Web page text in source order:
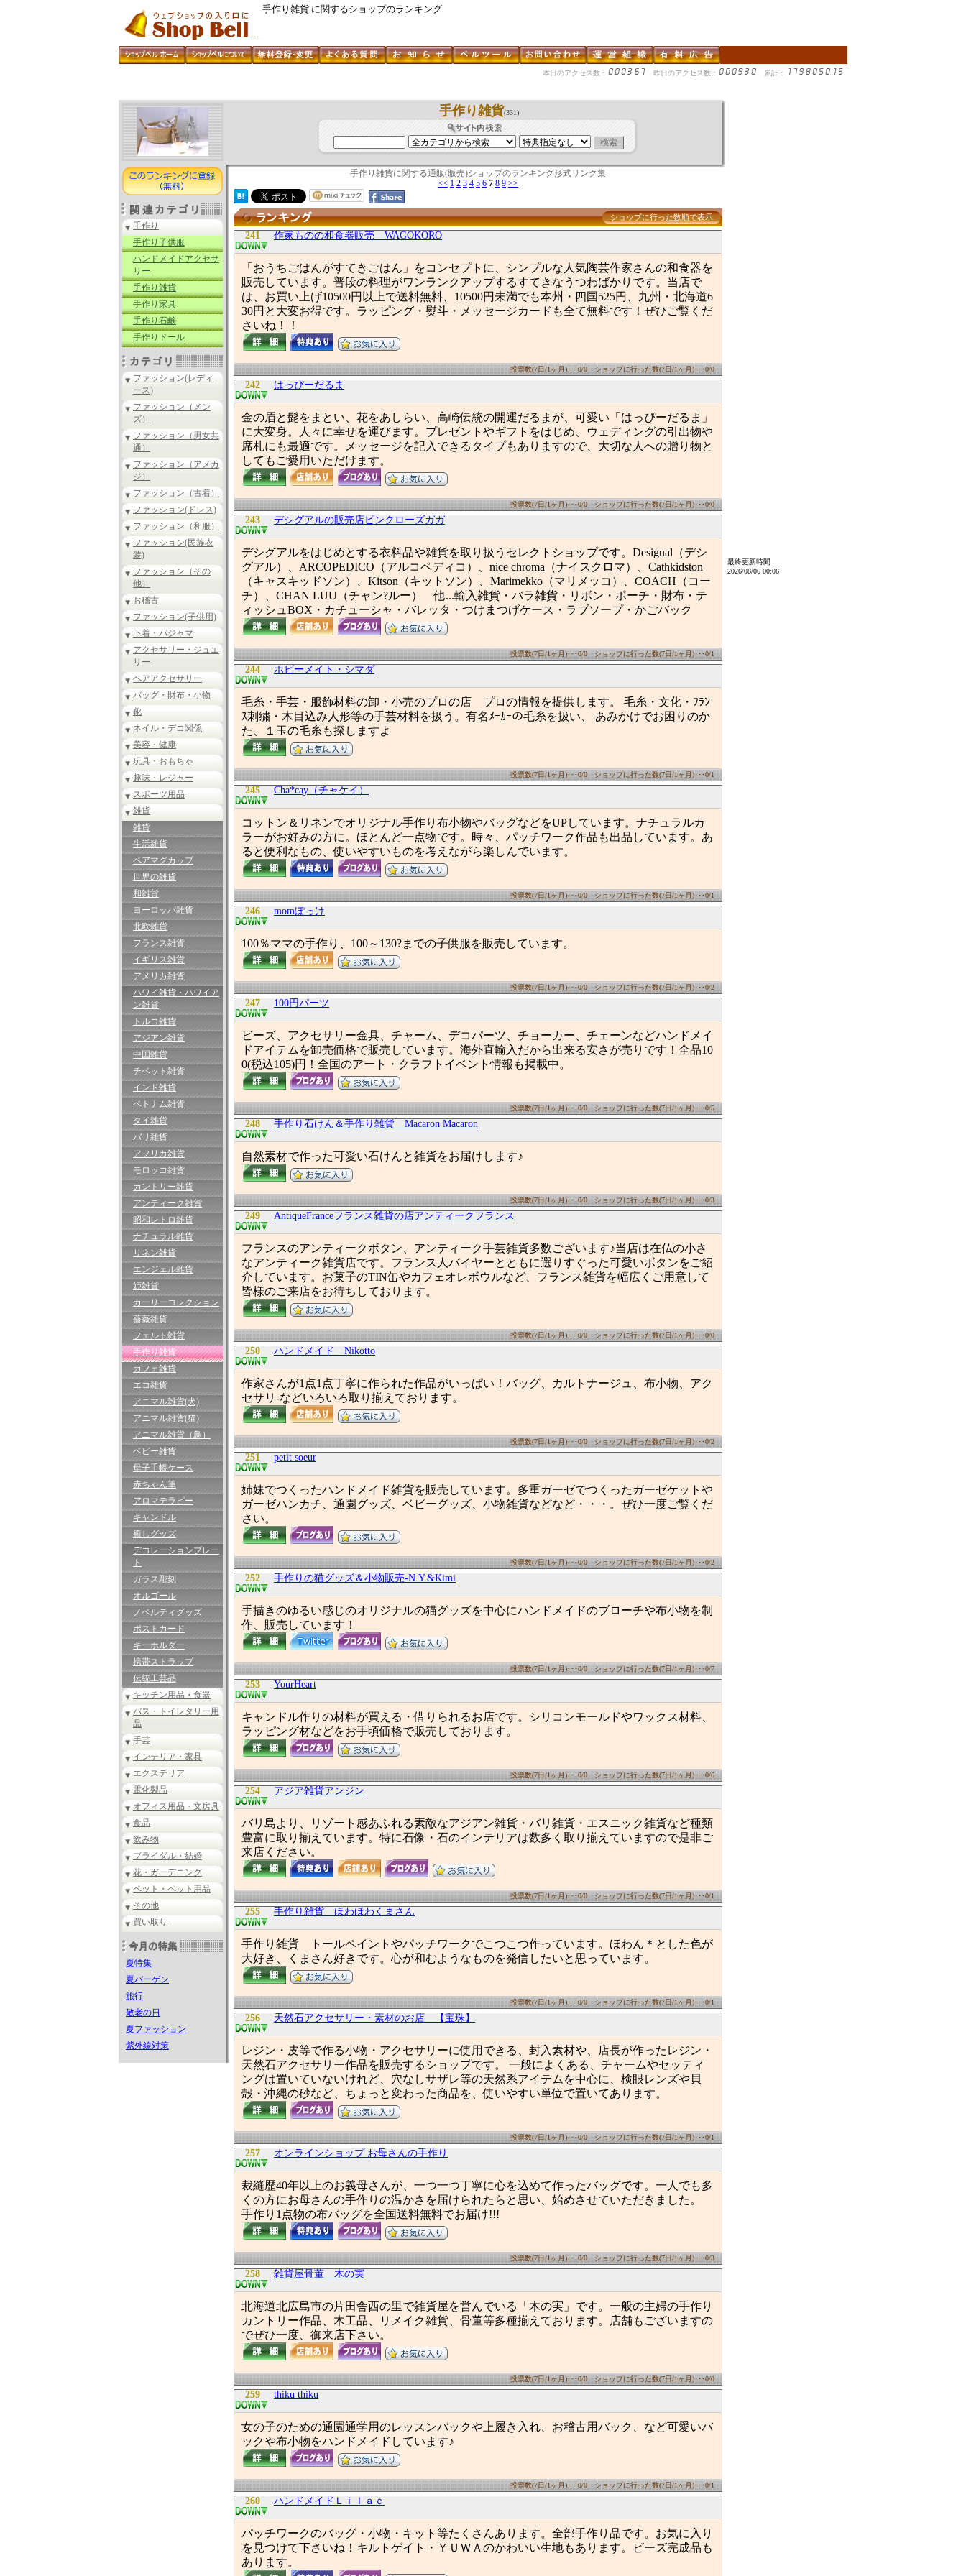
手作り雑貨 に関するショップのランキング
本日のアクセス数： 昨日のアクセス数： 累計：
手作り
手作り子供服
ハンドメイドアクセサ
リー
手作り雑貨
手作り家具
手作り石鹸
手作りドール
ファッション(レディ
ース)
ファッション（メン
ズ）
ファッション（男女共
通）
ファッション（アメカ
ジ）
ファッション（古着）
ファッション(ドレス)
ファッション（和服）
ファッション(民族衣
装)
ファッション（その
他）
お稽古
ファッション(子供用)
下着・パジャマ
アクセサリー・ジュエ
リー
ヘアアクセサリー
バッグ・財布・小物
靴
ネイル・デコ関係
美容・健康
玩具・おもちゃ
趣味・レジャー
スポーツ用品
雑貨
雑貨
生活雑貨
ペアマグカップ
世界の雑貨
和雑貨
ヨーロッパ雑貨
北欧雑貨
フランス雑貨
イギリス雑貨
アメリカ雑貨
ハワイ雑貨・ハワイア
ン雑貨
トルコ雑貨
アジアン雑貨
中国雑貨
チベット雑貨
インド雑貨
ベトナム雑貨
タイ雑貨
バリ雑貨
アフリカ雑貨
モロッコ雑貨
カントリー雑貨
アンティーク雑貨
昭和レトロ雑貨
ナチュラル雑貨
リネン雑貨
エンジェル雑貨
姫雑貨
カーリーコレクション
薔薇雑貨
フェルト雑貨
手作り雑貨
カフェ雑貨
エコ雑貨
アニマル雑貨(犬)
アニマル雑貨(猫)
アニマル雑貨（鳥）
ベビー雑貨
母子手帳ケース
赤ちゃん筆
アロマテラピー
キャンドル
癒しグッズ
デコレーションプレー
ト
ガラス彫刻
オルゴール
ノベルティグッズ
ポストカード
キーホルダー
携帯ストラップ
伝統工芸品
キッチン用品・食器
バス・トイレタリー用
品
手芸
インテリア・家具
エクステリア
電化製品
オフィス用品・文房具
食品
飲み物
ブライダル・結婚
花・ガーデニング
ペット・ペット用品
その他
買い取り
夏特集
夏バーゲン
旅行
敬老の日
夏ファッション
紫外線対策
手作り雑貨(331)
手作り雑貨に関する通販(販売)ショップのランキング形式リンク集
<< 1 2 3 4 5 6 7 8 9 >>
ショップに行った数順で表示
241 作家ものの和食器販売 WAGOKORO
「おうちごはんがすてきごはん」をコンセプトに、シンプルな人気陶芸作家さんの和食器を
販売しています。普段の料理がワンランクアップするすてきなうつわばかりです。当店で
は、お買い上げ10500円以上で送料無料、10500円未満でも本州・四国525円、九州・北海道6
30円と大変お得です。ラッピング・熨斗・メッセージカードも全て無料です！ぜひご覧くだ
さいね！！
投票数(7日/1ヶ月)･･･0/0 ショップに行った数(7日/1ヶ月)･･･0/0
242 はっぴーだるま
金の眉と髭をまとい、花をあしらい、高崎伝統の開運だるまが、可愛い「はっぴーだるま」
に大変身。人々に幸せを運びます。プレゼントやギフトをはじめ、ウェディングの引出物や
席札にも最適です。メッセージを記入できるタイプもありますので、大切な人への贈り物と
してもご愛用いただけます。
投票数(7日/1ヶ月)･･･0/0 ショップに行った数(7日/1ヶ月)･･･0/0
243 デシグアルの販売店ピンクローズガガ
デシグアルをはじめとする衣料品や雑貨を取り扱うセレクトショップです。Desigual（デシ
グアル）、ARCOPEDICO（アルコペディコ）、nice chroma（ナイスクロマ）、Cathkidston
（キャスキッドソン）、Kitson（キットソン）、Marimekko（マリメッコ）、COACH（コー
チ）、CHAN LUU（チャン?ルー） 他...輸入雑貨・バラ雑貨・リボン・ポーチ・財布・テ
ィッシュBOX・カチューシャ・バレッタ・つけまつげケース・ラブソープ・かごバック
投票数(7日/1ヶ月)･･･0/0 ショップに行った数(7日/1ヶ月)･･･0/1
244 ホビーメイト・シマダ
毛糸・手芸・服飾材料の卸・小売のプロの店 プロの情報を提供します。 毛糸・文化・ﾌﾗﾝ
ｽ刺繍・木目込み人形等の手芸材料を扱う。有名ﾒｰｶｰの毛糸を扱い、 あみかけでお困りのか
た、１玉の毛糸も探しますよ
投票数(7日/1ヶ月)･･･0/0 ショップに行った数(7日/1ヶ月)･･･0/1
245 Cha*cay（チャケイ）
コットン＆リネンでオリジナル手作り布小物やバッグなどをUPしています。ナチュラルカ
ラーがお好みの方に。ほとんど一点物です。時々、パッチワーク作品も出品しています。あ
ると便利なもの、使いやすいものを考えながら楽しんでいます。
投票数(7日/1ヶ月)･･･0/0 ショップに行った数(7日/1ヶ月)･･･0/1
246 momぽっけ
100％ママの手作り、100～130?までの子供服を販売しています。
投票数(7日/1ヶ月)･･･0/0 ショップに行った数(7日/1ヶ月)･･･0/2
247 100円パーツ
ビーズ、アクセサリー金具、チャーム、デコパーツ、チョーカー、チェーンなどハンドメイ
ドアイテムを卸売価格で販売しています。海外直輸入だから出来る安さが売りです！全品10
0(税込105)円！全国のアート・クラフトイベント情報も掲載中。
投票数(7日/1ヶ月)･･･0/0 ショップに行った数(7日/1ヶ月)･･･0/5
248 手作り石けん＆手作り雑貨 Macaron Macaron
自然素材で作った可愛い石けんと雑貨をお届けします♪
投票数(7日/1ヶ月)･･･0/0 ショップに行った数(7日/1ヶ月)･･･0/3
249 AntiqueFranceフランス雑貨の店アンティークフランス
フランスのアンティークボタン、アンティーク手芸雑貨多数ございます♪当店は在仏の小さ
なアンティーク雑貨店です。フランス人バイヤーとともに選りすぐった可愛いボタンをご紹
介しています。お菓子のTIN缶やカフェオレボウルなど、フランス雑貨を幅広くご用意して
皆様のご来店をお待ちしております。
投票数(7日/1ヶ月)･･･0/0 ショップに行った数(7日/1ヶ月)･･･0/0
250 ハンドメイド Nikotto
作家さんが1点1点丁寧に作られた作品がいっぱい！バッグ、カルトナージュ、布小物、アク
セサリ‐などいろいろ取り揃えております。
投票数(7日/1ヶ月)･･･0/0 ショップに行った数(7日/1ヶ月)･･･0/2
251 petit soeur
姉妹でつくったハンドメイド雑貨を販売しています。多重ガーゼでつくったガーゼケットや
ガーゼハンカチ、通園グッズ、ベビーグッズ、小物雑貨などなど・・・。ぜひ一度ご覧くだ
さい。
投票数(7日/1ヶ月)･･･0/0 ショップに行った数(7日/1ヶ月)･･･0/2
252 手作りの猫グッズ＆小物販売-N.Y.&Kimi
手描きのゆるい感じのオリジナルの猫グッズを中心にハンドメイドのブローチや布小物を制
作、販売しています！
投票数(7日/1ヶ月)･･･0/0 ショップに行った数(7日/1ヶ月)･･･0/7
253 YourHeart
キャンドル作りの材料が買える・借りられるお店です。シリコンモールドやワックス材料、
ラッピング材などをお手頃価格で販売しております。
投票数(7日/1ヶ月)･･･0/0 ショップに行った数(7日/1ヶ月)･･･0/6
254 アジア雑貨アンジン
バリ島より、リゾート感あふれる素敵なアジアン雑貨・バリ雑貨・エスニック雑貨など種類
豊富に取り揃えています。特に石像・石のインテリアは数多く取り揃えていますので是非ご
来店ください。
投票数(7日/1ヶ月)･･･0/0 ショップに行った数(7日/1ヶ月)･･･0/1
255 手作り雑貨 ほわほわくまさん
手作り雑貨 トールペイントやパッチワークでこつこつ作っています。ほわん＊とした色が
大好き、くまさん好きです。心が和むようなものを発信したいと思っています。
投票数(7日/1ヶ月)･･･0/0 ショップに行った数(7日/1ヶ月)･･･0/1
256 天然石アクセサリー・素材のお店 【宝珠】
レジン・皮等で作る小物・アクセサリーに使用できる、封入素材や、店長が作ったレジン・
天然石アクセサリー作品を販売するショップです。 一般によくある、チャームやセッティ
ングは置いていないけれど、穴なしサザレ等の天然系アイテムを中心に、検眼レンズや貝
殻・沖縄の砂など、ちょっと変わった商品を、使いやすい単位で置いてあります。
投票数(7日/1ヶ月)･･･0/0 ショップに行った数(7日/1ヶ月)･･･0/1
257 オンラインショップ お母さんの手作り
裁縫歴40年以上のお義母さんが、一つ一つ丁寧に心を込めて作ったバッグです。一人でも多
くの方にお母さんの手作りの温かさを届けられたらと思い、始めさせていただきました。
手作り1点物の布バッグを全国送料無料でお届け!!!
投票数(7日/1ヶ月)･･･0/0 ショップに行った数(7日/1ヶ月)･･･0/3
258 雑貨屋骨董 木の実
北海道北広島市の片田舎西の里で雑貨屋を営んでいる「木の実」です。一般の主婦の手作り
カントリー作品、木工品、リメイク雑貨、骨董等多種揃えております。店舗もございますの
でぜひ一度、御来店下さい。
投票数(7日/1ヶ月)･･･0/0 ショップに行った数(7日/1ヶ月)･･･0/0
259 thiku thiku
女の子のための通園通学用のレッスンバックや上履き入れ、お稽古用バック、など可愛いバ
ックや布小物をハンドメイドしています♪
投票数(7日/1ヶ月)･･･0/0 ショップに行った数(7日/1ヶ月)･･･0/1
260 ハンドメイドＬｉｌａｃ
パッチワークのバッグ・小物・キット等たくさんあります。全部手作り品です。お気に入り
を見つけて下さいね！キルトゲイト・ＹＵＷＡのかわいい生地もあります。ビーズ完成品も
あります。
最終更新時間
2026/08/06 00:06